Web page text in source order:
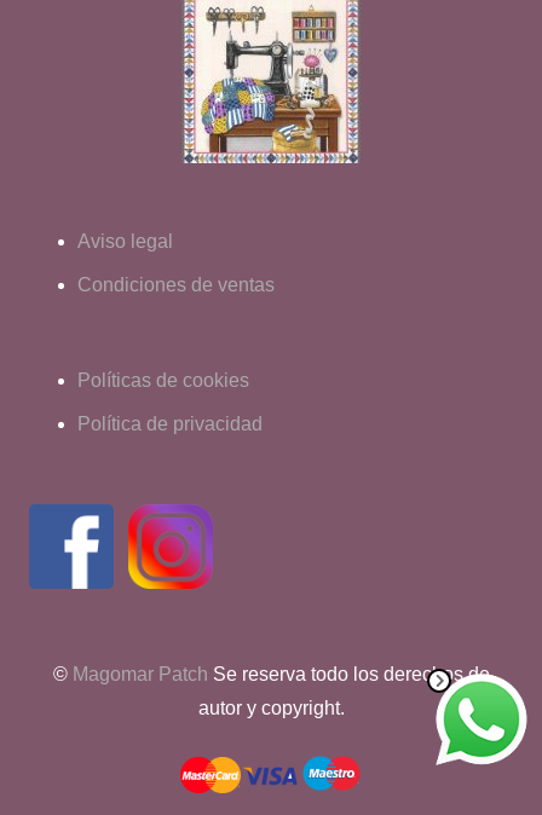
Aviso legal
Condiciones de ventas
Políticas de cookies
Política de privacidad
© Magomar Patch Se reserva todo los derechos de
autor y copyright.